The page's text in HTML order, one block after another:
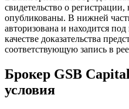
свидетельство о
опубликованы. В нижней
авторизована и находится
качестве доказательства
соответствующую запись в
Брокер GSB
условия